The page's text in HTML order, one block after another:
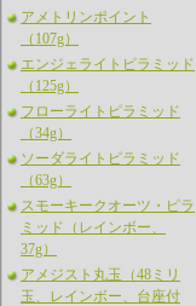
アメトリンポイント
（107g）
エンジェライトピラミッド
（125g）
フローライトピラミッド
（34g）
ソーダライトピラミッド
（63g）
スモーキークオーツ・ピラ
ミッド（レインボー、
37g）
アメジスト丸玉（48ミリ
玉、レインボー、台座付